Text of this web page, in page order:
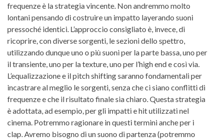
frequenze è la strategia vincente. Non andremmo molto
lontani pensando di costruire un impatto layerando suoni
pressoché identici. L’approccio consigliato è, invece, di
ricoprire, con diverse sorgenti, le sezioni dello spettro,
utilizzando dunque uno o più suoni per la parte bassa, uno per
il transiente, uno per la texture, uno per l’high end e così via.
L’equalizzazione e il pitch shifting saranno fondamentali per
incastrare al meglio le sorgenti, senza che ci siano conflitti di
frequenze e che il risultato finale sia chiaro. Questa strategia
è adottata, ad esempio, per gli impatti e hit utilizzati nel
cinema. Potremmo ragionare in questi termini anche per i
clap. Avremo bisogno di un suono di partenza (potremmo